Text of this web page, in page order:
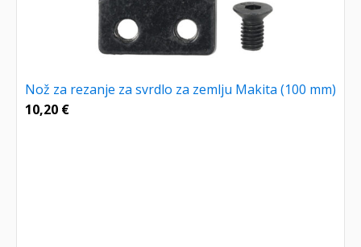
Nož za rezanje za svrdlo za zemlju Makita (100 mm)
10,20 €